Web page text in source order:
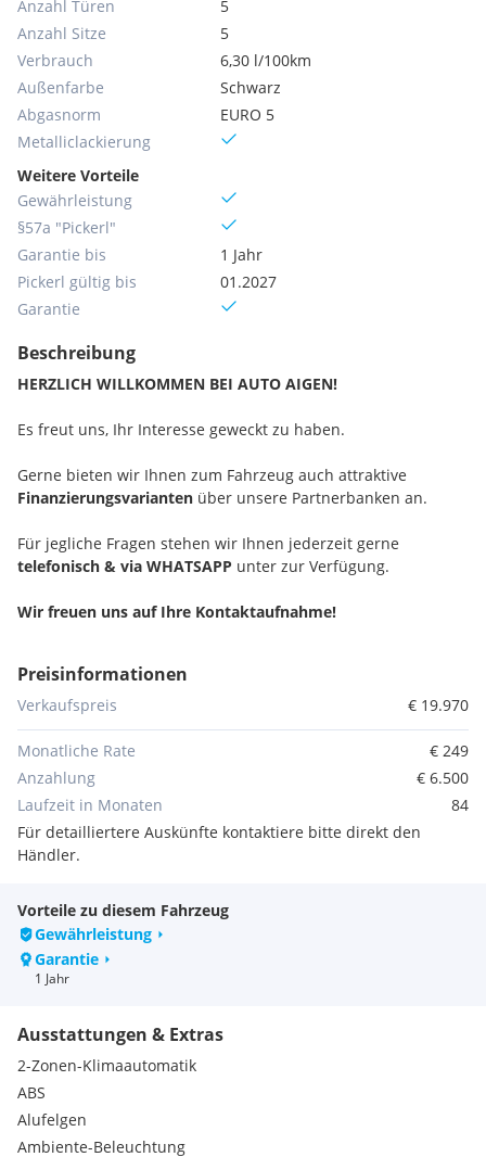
Anzahl Türen
5
Anzahl Sitze
5
Verbrauch
6,30 l/100km
Außenfarbe
Schwarz
Abgasnorm
EURO 5
Metallic­lackierung
Weitere Vorteile
Gewährleistung
§57a "Pickerl"
Garantie bis
1 Jahr
Pickerl gültig bis
01.2027
Garantie
Beschreibung
HERZLICH WILLKOMMEN BEI AUTO AIGEN!
Es freut uns, Ihr Interesse geweckt zu haben.
Gerne bieten wir Ihnen zum Fahrzeug auch attraktive
Finanzierungsvarianten über unsere Partnerbanken an.
Für jegliche Fragen stehen wir Ihnen jederzeit gerne
telefonisch & via WHATSAPP unter zur Verfügung.
Wir freuen uns auf Ihre Kontaktaufnahme!
NEUPREIS:€ 73.996,-| Sonderausstattung:
FINANZIERUNG
Finanzierung bei
-Finanzierung bei20%
-Finanzierung bei30%Anzahlungab € 249,- monatlich
jederzeit möglich)
ZUSATZINFORMATIONEN
ÖsterreichischesKommissionsfahrzeug
NEUE GOODRIDE- Sommerreifen auf
CONTINENTAL
erhältlich)
2-Zonen-Klimaautomatik "Thermatic"
Preisinformationen
Verkaufspreis € 19.970
Monatliche Rate
€ 249
Anzahlung
€ 6.500
Laufzeit in Monaten
84
Für detailliertere Auskünfte kontaktiere bitte direkt den
Händler.
Vorteile zu diesem Fahrzeug
Gewährleistung
Garantie
1 Jahr
Ausstattungen & Extras
2-Zonen-Klimaautomatik
ABS
Alufelgen
Ambiente-Beleuchtung